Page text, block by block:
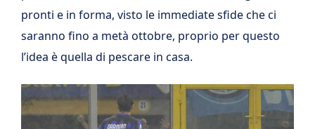
pronti e in forma, visto le immediate sfide che ci
saranno fino a metà ottobre, proprio per questo
l’idea è quella di pescare in casa.